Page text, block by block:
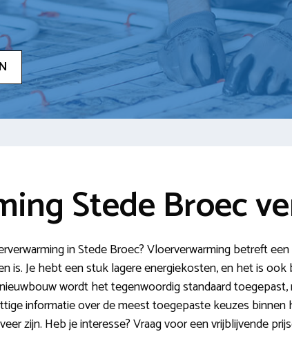
Stede Broec
in Stede Broec? Vloerverwarming betreft
is. Je hebt een stuk lagere energiekosten, en het is
wordt het tegenwoordig standaard
informatie over de meest toegepaste keuzes
zijn. Heb je interesse? Vraag voor een vrijblijvende